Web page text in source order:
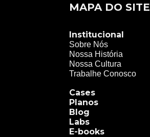
MAPA DO SITE
Institucional
Sobre Nós
Nossa História
Nossa Cultura
Trabalhe Conosco
Cases
Planos
Blog
Labs
E-books